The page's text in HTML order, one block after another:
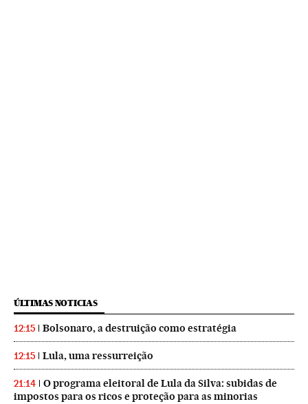
ÚLTIMAS NOTICIAS
12:15 Bolsonaro, a destruição como estratégia
12:15 Lula, uma ressurreição
21:14
O programa eleitoral de Lula da Silva: subidas de
impostos para os ricos e proteção para as minorias